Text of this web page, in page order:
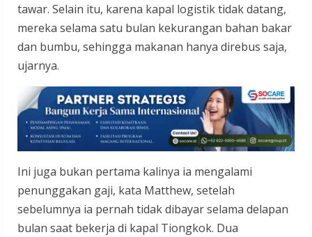
tawar. Selain itu, karena kapal logistik tidak datang,
mereka selama satu bulan kekurangan bahan bakar
dan bumbu, sehingga makanan hanya direbus saja,
ujarnya.
Ini juga bukan pertama kalinya ia mengalami
penunggakan gaji, kata Matthew, setelah
sebelumnya ia pernah tidak dibayar selama delapan
bulan saat bekerja di kapal Tiongkok. Dua